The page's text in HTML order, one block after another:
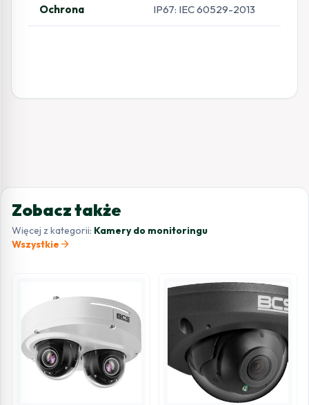
Ochrona IP67: IEC 60529-2013
Zobacz także
Więcej z kategorii: Kamery do monitoringu
Wszystkie arrow_forward